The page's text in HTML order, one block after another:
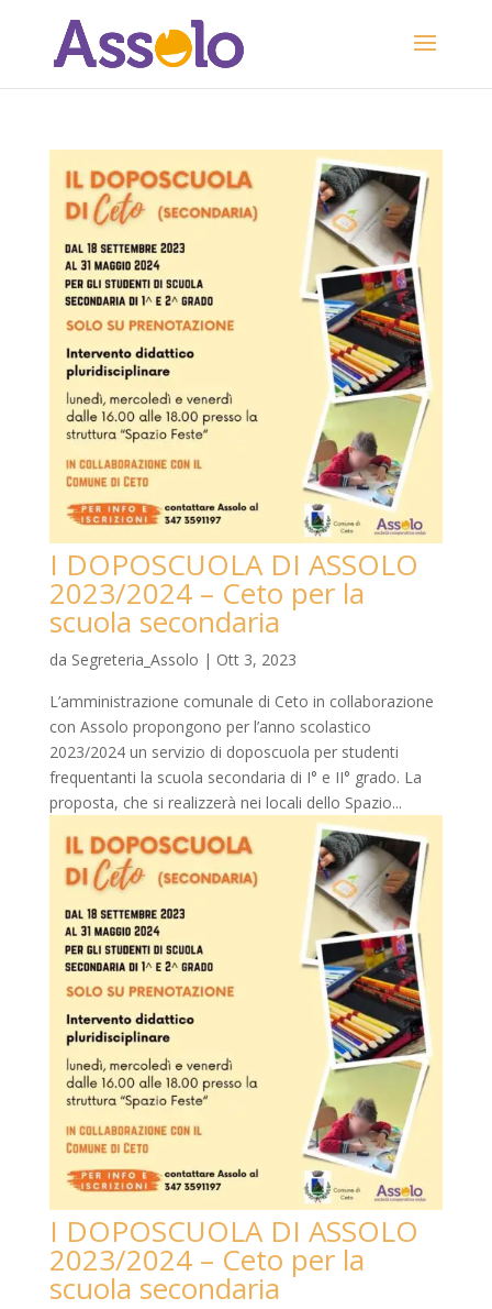
I DOPOSCUOLA DI ASSOLO
2023/2024 – Ceto per la
scuola secondaria
da Segreteria_Assolo | Ott 3, 2023
L’amministrazione comunale di Ceto in collaborazione
con Assolo propongono per l’anno scolastico
2023/2024 un servizio di doposcuola per studenti
frequentanti la scuola secondaria di I° e II° grado. La
proposta, che si realizzerà nei locali dello Spazio...
I DOPOSCUOLA DI ASSOLO
2023/2024 – Ceto per la
scuola secondaria